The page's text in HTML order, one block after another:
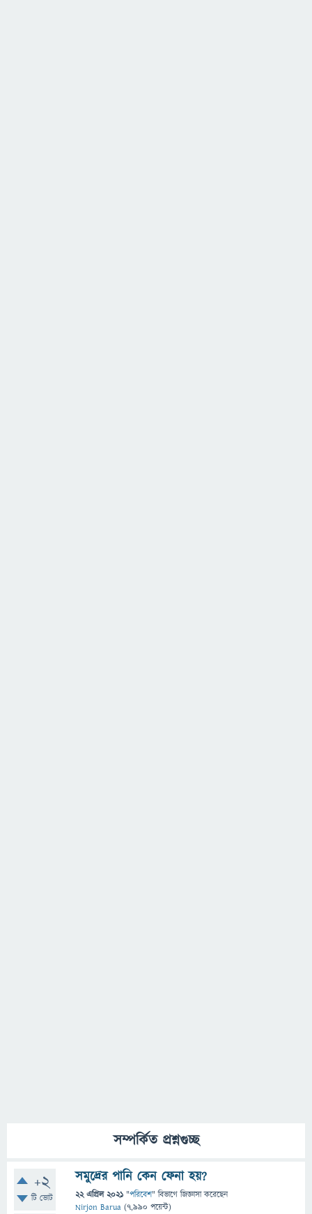
সম্পর্কিত প্রশ্নগুচ্ছ
+2
টি ভোট
সমুদ্রের পানি কেন ফেনা হয়?
22 এপ্রিল 2021 "পরিবেশ" বিভাগে জিজ্ঞাসাকরেছেন
Nirjon Barua (7,990 পয়েন্ট)